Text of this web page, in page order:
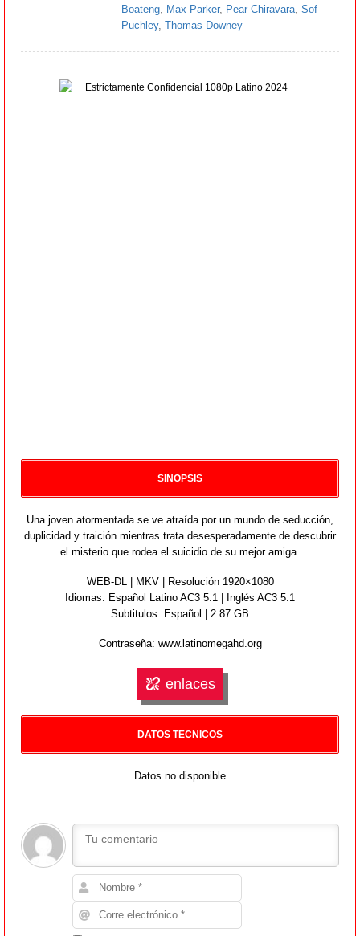
Boateng
Max Parker, Pear Chiravara Sof
Puchley, Thomas Downey
SINOPSIS
Una joven atormentada se ve atraída por un mundo de seducción,
duplicidad y traición mientras trata desesperadamente de descubrir
el misterio que rodea el suicidio de su mejor amiga.
WEB-DL | MKV | Resolución 1920×1080
Idiomas: Español Latino AC3 5.1 | Inglés AC3 5.1
Subtitulos: Español | 2.87 GB
Contraseña: www.latinomegahd.org
enlaces
DATOS TECNICOS
Datos no disponible